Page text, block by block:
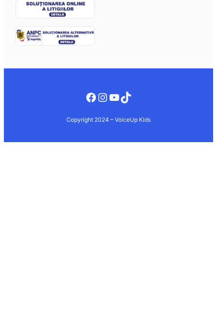
Facebook
Instagram
YouTube
TikTok
Copyright 2024 – VoiceUp Kids